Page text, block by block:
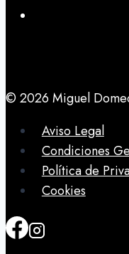
© 2026 Miguel
Aviso Legal
Condiciones
Política de
Cookies